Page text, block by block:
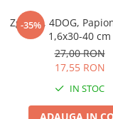
-35%
Zgardă, 4DOG,
1,6x30-40 cm
27,00 RON
17,55 RON
IN STOC